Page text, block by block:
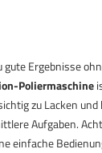
Ergebnisse
Poliermaschine
zu Lacken
Aufgaben.
einfache